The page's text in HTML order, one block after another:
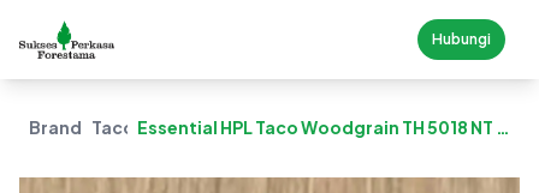
Hubungi
Brand Taco Essential HPL Taco Woodgrain TH 5018 NT –